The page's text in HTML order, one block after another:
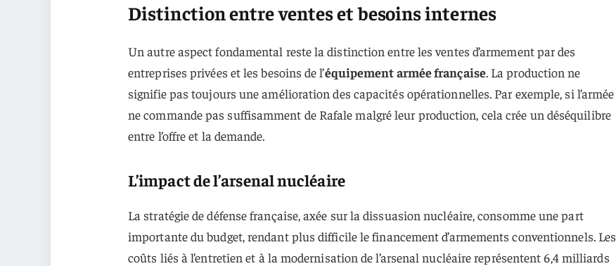
Distinction entre ventes et besoins internes
Un autre aspect fondamental reste la distinction entre les ventes d’armement par des
entreprises privées et les besoins de l’équipement armée française. La production ne
signifie pas toujours une amélioration des capacités opérationnelles. Par exemple, si l’armée
ne commande pas suffisamment de Rafale malgré leur production, cela crée un déséquilibre
entre l’offre et la demande.
L’impact de l’arsenal nucléaire
La stratégie de défense française, axée sur la dissuasion nucléaire, consomme une part
importante du budget, rendant plus difficile le financement d’armements conventionnels. Les
coûts liés à l’entretien et à la modernisation de l’arsenal nucléaire représentent 6,4 milliards